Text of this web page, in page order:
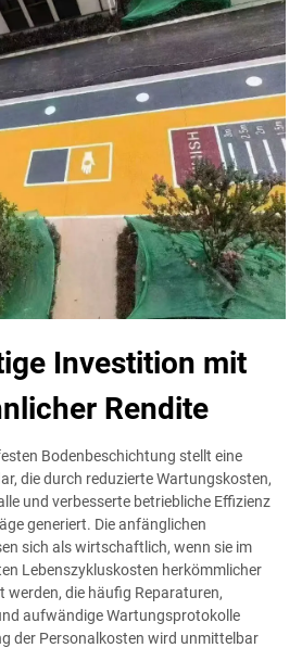
Investition mit
Rendite
Bodenbeschichtung stellt eine
die durch reduzierte Wartungskosten,
und verbesserte betriebliche Effizienz
generiert. Die anfänglichen
sich als wirtschaftlich, wenn sie im
Lebenszykluskosten herkömmlicher
werden, die häufig Reparaturen,
aufwändige Wartungsprotokolle
der Personalkosten wird unmittelbar